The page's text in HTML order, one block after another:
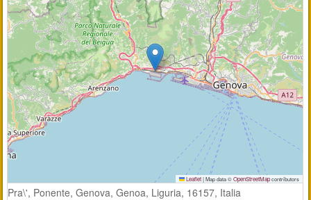
Leaflet |Map data ©OpenStreetMapcontributors
Pra\', Ponente, Genova, Genoa, Liguria, 16157, Italia